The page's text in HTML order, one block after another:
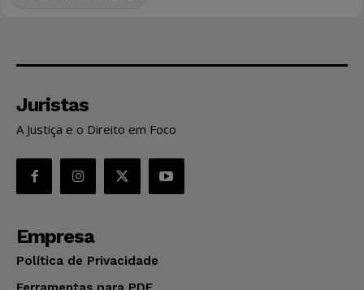
Juristas
A Justiça e o Direito em Foco
Empresa
Política de Privacidade